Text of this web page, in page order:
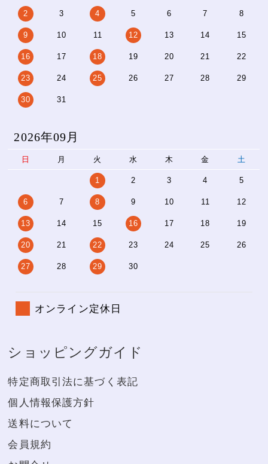
2 3 4 5 6 7 8
9 10 11 12 13 14 15
16 17 18 19 20 21 22
23 24 25 26 27 28 29
30 31
2026年09月
日 月 火 水 木 金 土
1 2 3 4 5
6 7 8 9 10 11 12
13 14 15 16 17 18 19
20 21 22 23 24 25 26
27 28 29 30
オンライン定休日
ショッピングガイド
特定商取引法に基づく表記
個人情報保護方針
送料について
会員規約